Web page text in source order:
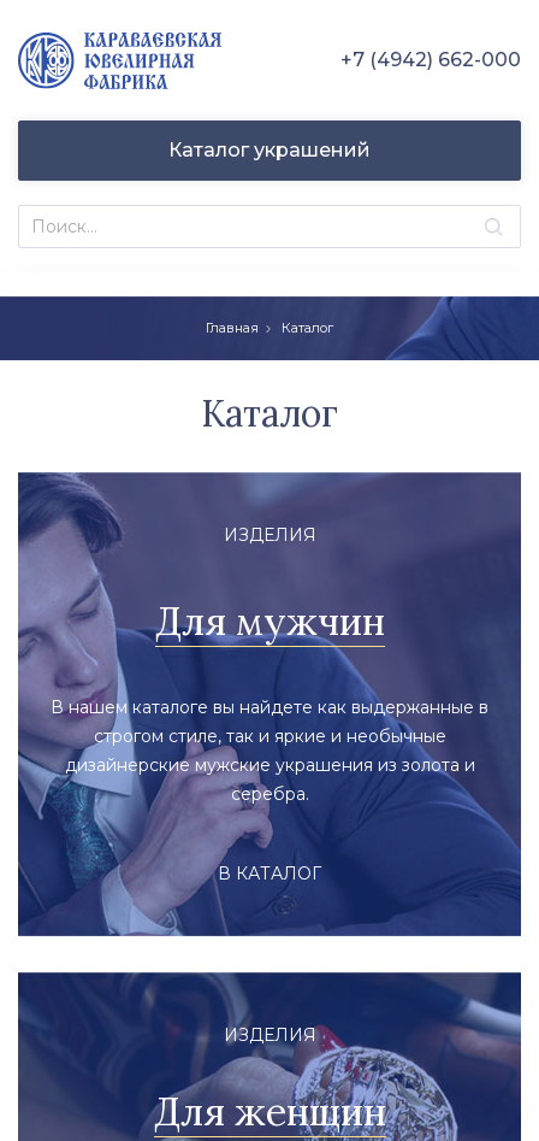
+7 (4942) 662-000
Каталог украшений
Главная Каталог
Каталог
ИЗДЕЛИЯ
Для мужчин
В нашем каталоге вы найдете как выдержанные в
строгом стиле, так и яркие и необычные
дизайнерские мужские украшения из золота и
серебра.
В КАТАЛОГ
ИЗДЕЛИЯ
Для женщин